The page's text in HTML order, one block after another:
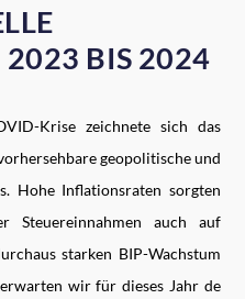
BIS 2024
Krise zeichnete sich das
geopolitische und
Hohe Inflationsraten sorgten
Steuereinnahmen auch auf
starken BIP-Wachstum
wir für dieses Jahr de